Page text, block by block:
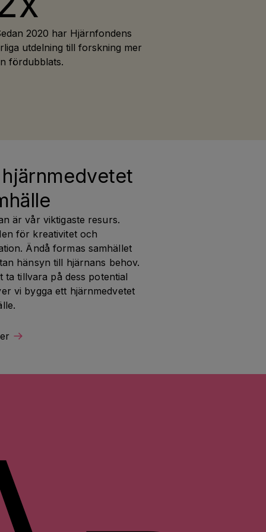
2020 har Hjärnfondens
utdelning till forskning mer
fördubblats.
är vår viktigaste resurs.
för kreativitet och
Ändå formas samhället
hänsyn till hjärnans behov.
ta tillvara på dess potential
vi bygga ett hjärnmedvetet